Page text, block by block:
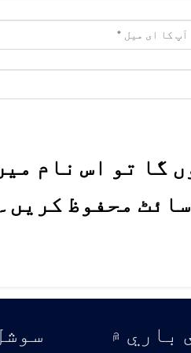
گا تو اس نام
محفوظ کریں۔
باري ۾